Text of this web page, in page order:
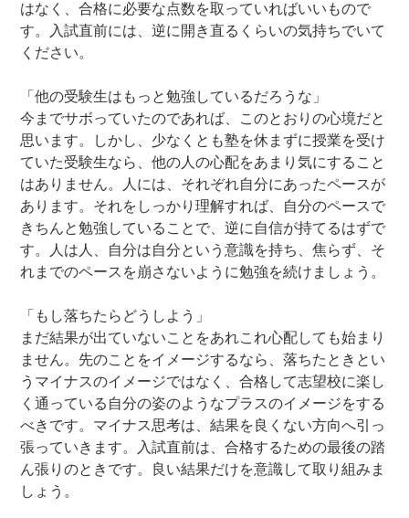
はなく、合格に必要な点数を取っていればいいもので
す。入試直前には、逆に開き直るくらいの気持ちでいて
ください。
「他の受験生はもっと勉強しているだろうな」
今までサボっていたのであれば、このとおりの心境だと
思います。しかし、少なくとも塾を休まずに授業を受け
ていた受験生なら、他の人の心配をあまり気にすること
はありません。人には、それぞれ自分にあったペースが
あります。それをしっかり理解すれば、自分のペースで
きちんと勉強していることで、逆に自信が持てるはずで
す。人は人、自分は自分という意識を持ち、焦らず、そ
れまでのペースを崩さないように勉強を続けましょう。
「もし落ちたらどうしよう」
まだ結果が出ていないことをあれこれ心配しても始まり
ません。先のことをイメージするなら、落ちたときとい
うマイナスのイメージではなく、合格して志望校に楽し
く通っている自分の姿のようなプラスのイメージをする
べきです。マイナス思考は、結果を良くない方向へ引っ
張っていきます。入試直前は、合格するための最後の踏
ん張りのときです。良い結果だけを意識して取り組みま
しょう。